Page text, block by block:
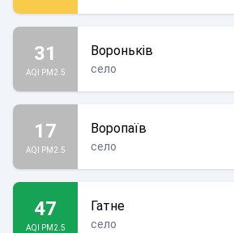
31
AQI PM2.5
Вороньків
село
17
AQI PM2.5
Воропаїв
село
47
AQI PM2.5
Гатне
село